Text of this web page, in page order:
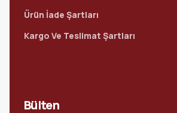
Ürün İade Şartları
Kargo Ve Teslimat Şartları
Bülten